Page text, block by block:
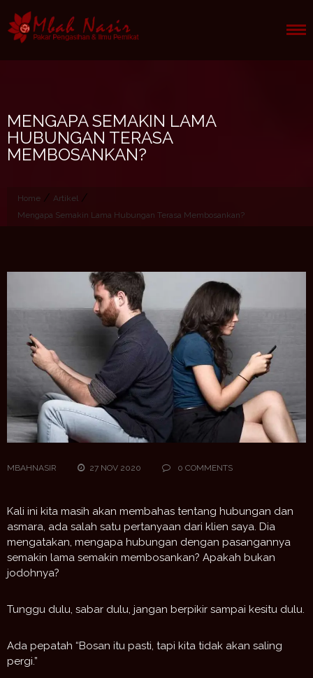
to
content
MENGAPA SEMAKIN LAMA
HUBUNGAN TERASA
MEMBOSANKAN?
Home / Artikel /
Mengapa Semakin Lama Hubungan Terasa Membosankan?
MBAHNASIR 27 NOV 2020 0 COMMENTS
Kali ini kita masih akan membahas tentang hubungan dan
asmara, ada salah satu pertanyaan dari klien saya. Dia
mengatakan, mengapa hubungan dengan pasangannya
semakin lama semakin membosankan? Apakah bukan
jodohnya?
Tunggu dulu, sabar dulu, jangan berpikir sampai kesitu dulu.
Ada pepatah “Bosan itu pasti, tapi kita tidak akan saling
pergi.”